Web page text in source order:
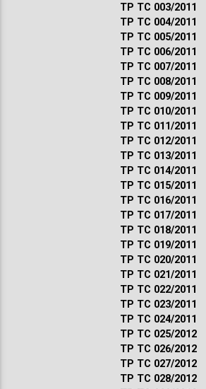
ТР ТС 003/2011
ТР ТС 004/2011
ТР ТС 005/2011
ТР ТС 006/2011
ТР ТС 007/2011
ТР ТС 008/2011
ТР ТС 009/2011
ТР ТС 010/2011
ТР ТС 011/2011
ТР ТС 012/2011
ТР ТС 013/2011
ТР ТС 014/2011
ТР ТС 015/2011
ТР ТС 016/2011
ТР ТС 017/2011
ТР ТС 018/2011
ТР ТС 019/2011
ТР ТС 020/2011
ТР ТС 021/2011
ТР ТС 022/2011
ТР ТС 023/2011
ТР ТС 024/2011
ТР ТС 025/2012
ТР ТС 026/2012
ТР ТС 027/2012
ТР ТС 028/2012